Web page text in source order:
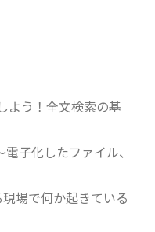
よう！全文検索の基
子化したファイル、
場で何か起きている